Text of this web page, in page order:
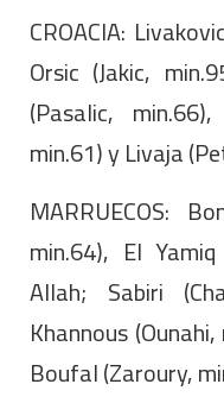
CROACIA:
Orsic (Jakic,
(Pasalic,
min.61) y Livaja
MARRUECOS:
min.64), El
Allah; Sabiri
Khannous
Boufal (Zaroury,